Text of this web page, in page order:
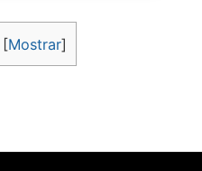
[Mostrar]